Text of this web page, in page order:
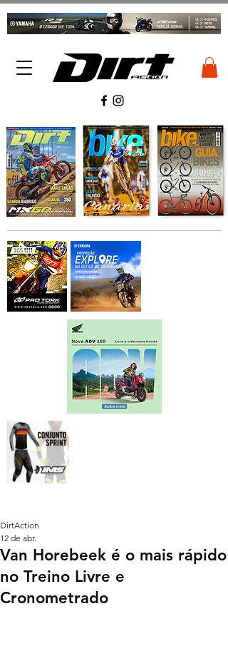
Van Horebeek é o mais rápido
no Treino Livre e
Cronometrado
DirtAction
12 de abr.